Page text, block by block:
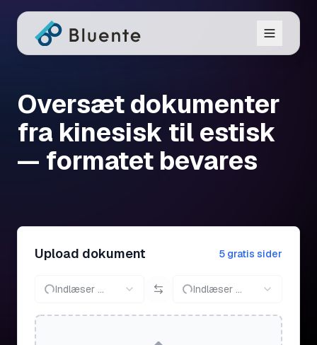
Oversæt dokumenter
fra kinesisk til estisk
— formatet bevares
Upload dokument 5 gratis sider
Indlæser ... Indlæser ...